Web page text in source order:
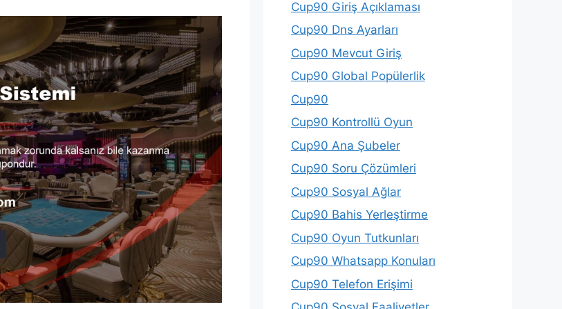
Cup90 Giriş Açıklaması
Cup90 Dns Ayarları
Cup90 Mevcut Giriş
Cup90 Global Popülerlik
Cup90
Cup90 Kontrollü Oyun
Cup90 Ana Şubeler
Cup90 Soru Çözümleri
Cup90 Sosyal Ağlar
Cup90 Bahis Yerleştirme
Cup90 Oyun Tutkunları
Cup90 Whatsapp Konuları
Cup90 Telefon Erişimi